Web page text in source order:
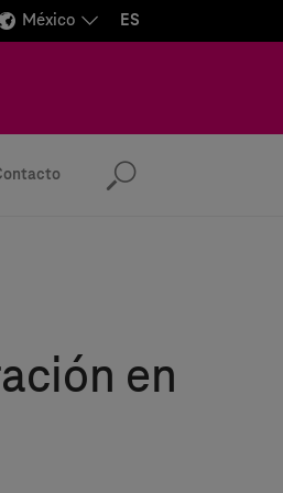
México ES
Buscar
en